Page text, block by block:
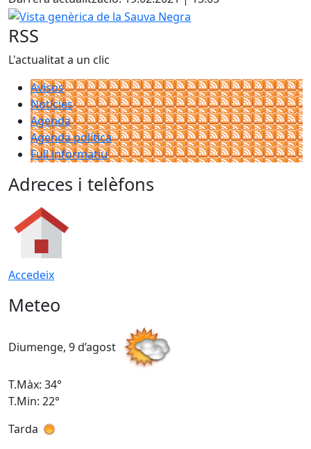
Vista genèrica de la Sauva Negra
RSS
L'actualitat a un clic
Avisos
Notícies
Agenda
Agenda política
Full informatiu
Adreces i telèfons
Accedeix
Meteo
Diumenge, 9 d’agost
T.Màx: 34°
T.Min: 22°
Tarda